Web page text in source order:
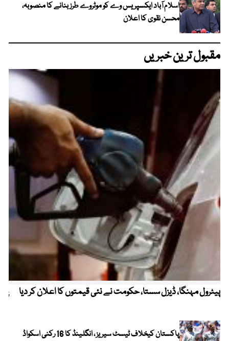
اسلام آباد ایکسپریس وے کو موٹروے طرز بنانے کا منصوبہ،
محسن نقوی کا اعلان
مقبول ترین خبریں
پیٹرول مہنگا، ڈیزل سستا، حکومت نے نئی قیمتوں کا اعلان کر دیا
پاکستان کیخلاف ٹیسٹ سیریز ، انگلینڈ کا 16 رکنی اسکواڈ